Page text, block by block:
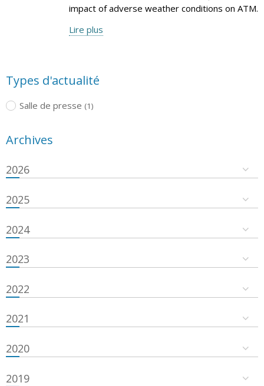
impact of adverse weather conditions on ATM.
Lire plus
Types d'actualité
Salle de presse (1)
Archives
2026
2025
2024
2023
2022
2021
2020
2019